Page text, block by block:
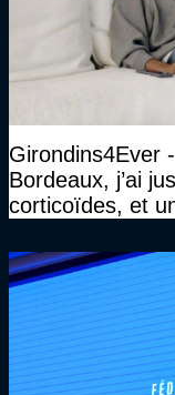
Girondins4Ever
Bordeaux, j’ai
corticoïdes, et